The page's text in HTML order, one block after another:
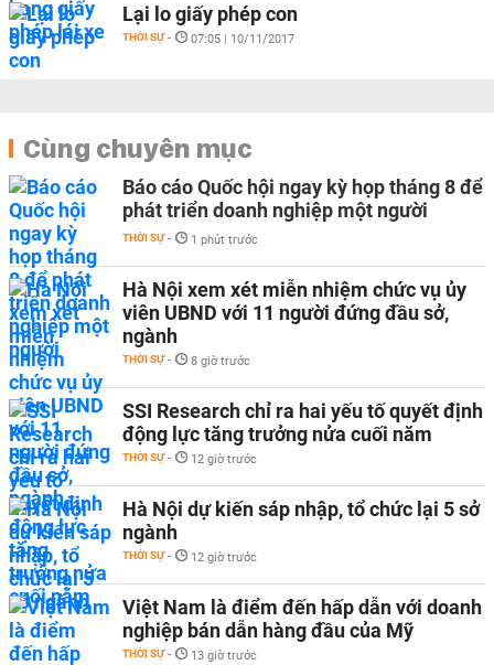
Lại lo giấy phép con
THỜI SỰ - 07:05 | 10/11/2017
Cùng chuyên mục
Báo cáo Quốc hội ngay kỳ họp tháng 8 để
phát triển doanh nghiệp một người
THỜI SỰ - 1 phút trước
Hà Nội xem xét miễn nhiệm chức vụ ủy
viên UBND với 11 người đứng đầu sở,
ngành
THỜI SỰ - 8 giờ trước
SSI Research chỉ ra hai yếu tố quyết định
động lực tăng trưởng nửa cuối năm
THỜI SỰ - 12 giờ trước
Hà Nội dự kiến sáp nhập, tổ chức lại 5 sở
ngành
THỜI SỰ - 12 giờ trước
Việt Nam là điểm đến hấp dẫn với doanh
nghiệp bán dẫn hàng đầu của Mỹ
THỜI SỰ - 13 giờ trước